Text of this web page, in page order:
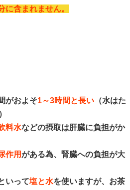
に含まれません。
がおよそ1～3時間と長い （水はた
料水などの摂取は肝臓に負担がか
作用がある為、腎臓への負担が大
いって塩と水を使いますが、お茶